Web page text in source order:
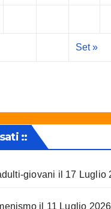
Set »
::
giovani il 17 Luglio
il 11 Luglio